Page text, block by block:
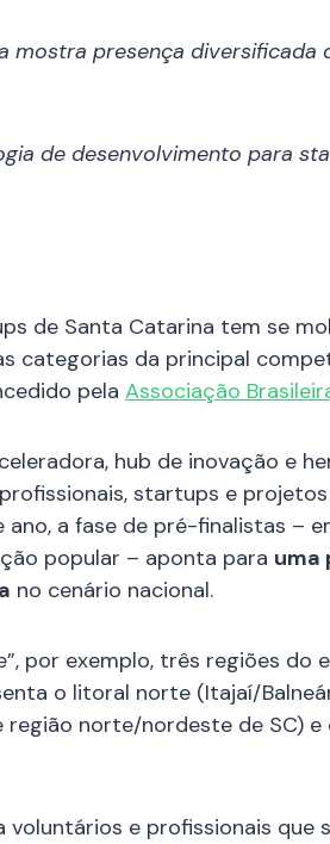
presença diversificada
de desenvolvimento para
de Santa Catarina tem se
categorias da principal
pela Associação
hub de inovação e
startups e
a fase de pré-finalistas –
popular – aponta para uma
no cenário nacional.
por exemplo, três regiões do
o litoral norte (Itajaí/
norte/nordeste de SC) e
voluntários e profissionais que